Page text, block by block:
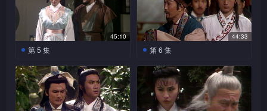
但不感激苏秦，反而怀恨在
心，要对付苏秦。冯九妹等得
罪申晃，遭杀身之祸，幸孟尝
君及时相救，众人惺惺相惜。
张仪往找苏秦，劝他二人合作
不备，夺其太公阴符，将他杀
死。薛夔奉鬼谷子之命杀张仪
清理门户，二人两败俱伤，范
武分高下，信陵君加以调解，
三人惺惶相惜，结为知己。孟
君等三人合作，在秦国救走楚
怀王，被秦军追捕，楚怀王与
孟尝君等失散，为魏无双救回
不愿连累无辜，自刎而死，孟
尝君与无双互相吸引，产生情
愫。
列国十年，鸟倦知还，九妹荐
他成为孟尝君食客，孟尝君礼
待冯驩，冯驩感遇明主，决替
孟尝君鞠躬尽粹。孟尝君派冯
驩到薛城收数，冯驩广施仁
义，免穷苦之户还钱，令毅子
等众百姓对孟尝君感激不已。
信陵君往探望孟尝君，二人本
欲劝齐湣王莫再因寻找太公阴
伤。孟尝君暂住于信陵君府，
无双到访，孟尝君自感流亡国
外，自惭形秽，与无双保持距
离。安厘王不愿开罪齐国，欲
送孟尝君回齐，幸信陵君及时
阻止。郑安平向安厘王离间他
与信陵君之感情，安厘王开始
对信陵君有所顾忌。范睢多年
来一直住于巧家，表面上乃一
45:10
第 5 集
以为与信陵君有关，夜探信陵
君府，遭信陵君发现。薛萦逃
离信府，信陵君向侯赢打探其
44:33
第 6 集
遭借宿于巧家之如姬看见。巧
父临终吐露惨案与太公阴符有
关，此事宣扬开去，信陵君与